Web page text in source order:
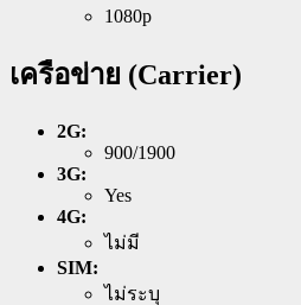
1080p
เครือข่าย (Carrier)
2G:
900/1900
3G:
Yes
4G:
ไม่มี
SIM:
ไม่ระบุ